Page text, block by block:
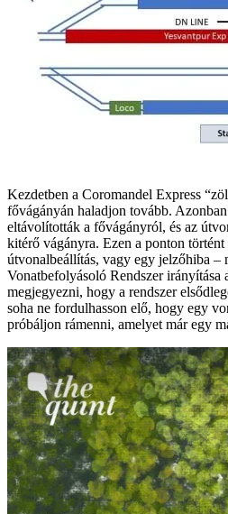
Kezdetben a Coromandel Express
fővágányán haladjon tovább.
eltávolították a fővágányról, és az
kitérő vágányra. Ezen a ponton
útvonalbeállítás, vagy egy jelzőhiba –
Vonatbefolyásoló Rendszer irányítása
megjegyezni, hogy a rendszer
soha ne fordulhasson elő, hogy egy
próbáljon rámenni, amelyet már egy